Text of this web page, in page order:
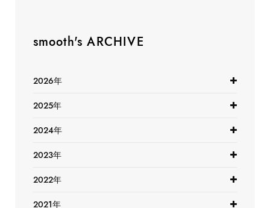
smooth's ARCHIVE
2026年
2025年
2024年
2023年
2022年
2021年